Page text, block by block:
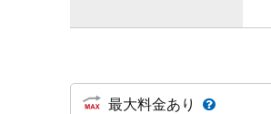
最大料金あり